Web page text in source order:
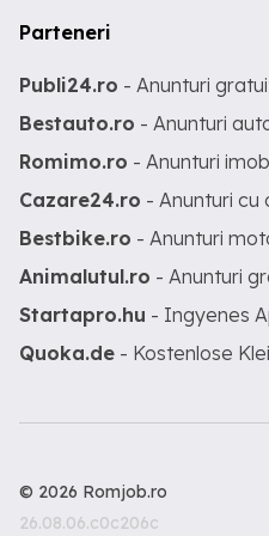
Parteneri
Publi24.ro - Anunturi
Bestauto.ro - Anunturi
Romimo.ro - Anunturi
Cazare24.ro - Anunturi
Bestbike.ro - Anunturi
Animalutul.ro - Anunturi
Startapro.hu - Ingyenes
Quoka.de - Kostenlose
© 2026 Romjob.ro
26.08.06.c0c206c